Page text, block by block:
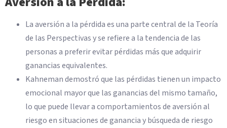
La aversión a la pérdida es una parte central de la Teoría
de las Perspectivas y se refiere a la tendencia de las
personas a preferir evitar pérdidas más que adquirir
ganancias equivalentes.
Kahneman demostró que las pérdidas tienen un impacto
emocional mayor que las ganancias del mismo tamaño,
lo que puede llevar a comportamientos de aversión al
riesgo en situaciones de ganancia y búsqueda de riesgo